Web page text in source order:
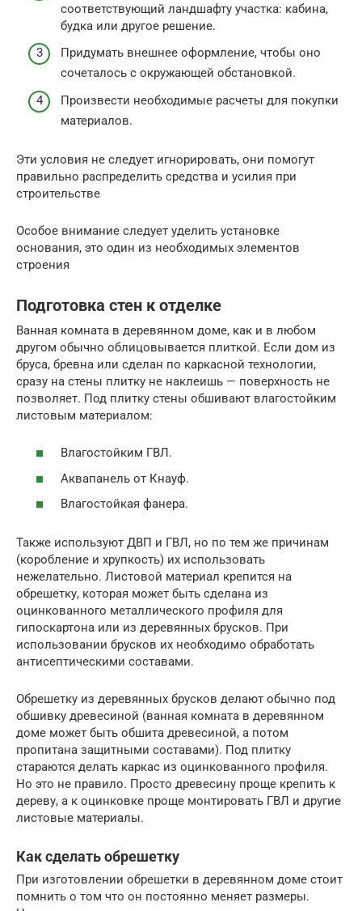
соответствующий ландшафту участка: кабина,
будка или другое решение.
Придумать внешнее оформление, чтобы оно
сочеталось с окружающей обстановкой.
Произвести необходимые расчеты для покупки
материалов.
Эти условия не следует игнорировать, они помогут
правильно распределить средства и усилия при
строительстве
Особое внимание следует уделить установке
основания, это один из необходимых элементов
строения
Подготовка стен к отделке
Ванная комната в деревянном доме, как и в любом
другом обычно облицовывается плиткой. Если дом из
бруса, бревна или сделан по каркасной технологии,
сразу на стены плитку не наклеишь — поверхность не
позволяет. Под плитку стены обшивают влагостойким
листовым материалом:
Влагостойким ГВЛ.
Аквапанель от Кнауф.
Влагостойкая фанера.
Также используют ДВП и ГВЛ, но по тем же причинам
(коробление и хрупкость) их использовать
нежелательно. Листовой материал крепится на
обрешетку, которая может быть сделана из
оцинкованного металлического профиля для
гипоскартона или из деревянных брусков. При
использовании брусков их необходимо обработать
антисептическими составами.
Обрешетку из деревянных брусков делают обычно под
обшивку древесиной (ванная комната в деревянном
доме может быть обшита древесиной, а потом
пропитана защитными составами). Под плитку
стараются делать каркас из оцинкованного профиля.
Но это не правило. Просто древесину проще крепить к
дереву, а к оцинковке проще монтировать ГВЛ и другие
листовые материалы.
Как сделать обрешетку
При изготовлении обрешетки в деревянном доме стоит
помнить о том что он постоянно меняет размеры.